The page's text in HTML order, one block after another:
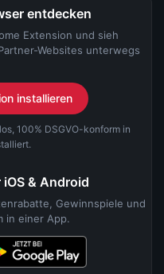
entdecken
Extension und sieh
Websites unterwegs
installieren
100% DSGVO-konform in
& Android
Gewinnspiele und
in einer App.